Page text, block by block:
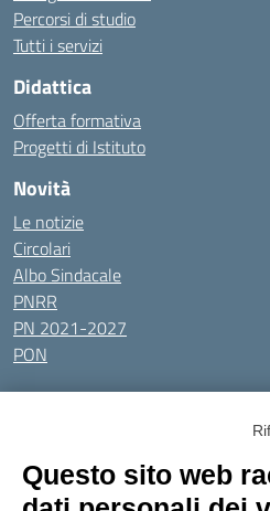
Percorsi di studio
Tutti i servizi
Didattica
Offerta formativa
Progetti di Istituto
Novità
Le notizie
Circolari
Albo Sindacale
PNRR
PN 2021-2027
PON
Tutti gli argomenti
Amministrazione Trasparente
Dichiarazione di accessibilità
Questo sito web